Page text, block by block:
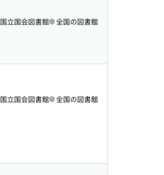
国立国会図書館 全国の図書館
国立国会図書館 全国の図書館